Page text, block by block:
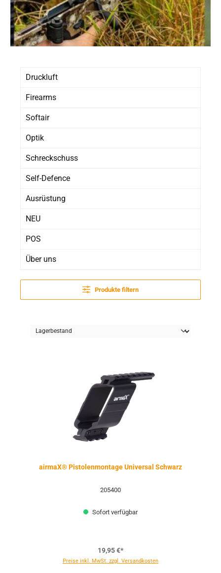
Druckluft
Firearms
Softair
Optik
Schreckschuss
Self-Defence
Ausrüstung
NEU
POS
Über uns
Produkte filtern
airmaX® Pistolenmontage Universal Schwarz
205400
Sofort verfügbar
19,95 €*
Preise inkl. MwSt. zzgl. Versandkosten